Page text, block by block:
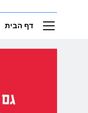
דף הבית